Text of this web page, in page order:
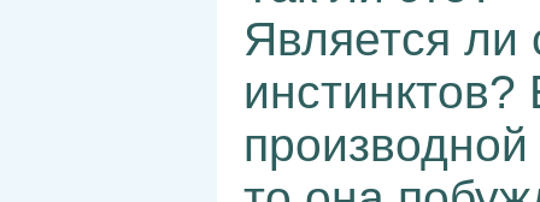
Является ли
производной